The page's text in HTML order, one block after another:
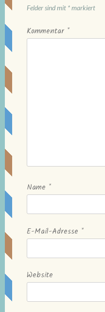
Felder sind mit *markiert
Kommentar *
Name *
E-Mail-Adresse *
Website